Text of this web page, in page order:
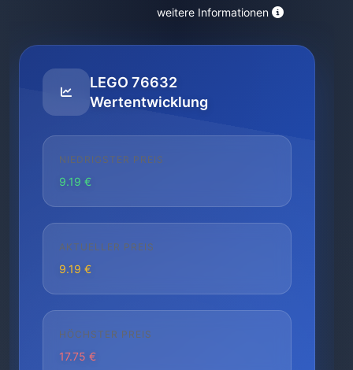
weitere Informationen
LEGO 76632
Wertentwicklung
NIEDRIGSTER PREIS
9.19 €
AKTUELLER PREIS
9.19 €
HÖCHSTER PREIS
17.75 €